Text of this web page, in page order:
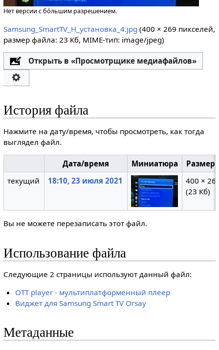
Нет версии с бо́льшим разрешением.
Samsung_SmartTV_H_установка_4.jpg (400 × 269 пикселей,
размер файла: 23 Кб, MIME-тип: image/jpeg)
Открыть в «Просмотрщике медиафайлов»
История файла
Нажмите на дату/время, чтобы просмотреть, как тогда
выглядел файл.
Дата/время Миниатюра
текущий
18:10, 23 июля 2021
400 ×
(23 Кб)
Вы не можете перезаписать этот файл.
Использование файла
Следующие 2 страницы используют данный файл:
OTT player - мультиплатформенный плеер
Виджет для Samsung Smart TV Orsay
Метаданные